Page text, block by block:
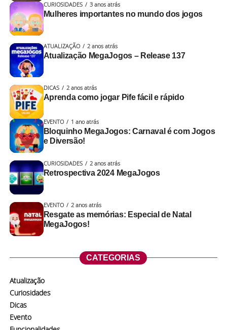
CURIOSIDADES 3 anos atrás
Mulheres importantes no mundo dos jogos
ATUALIZAÇÃO 2 anos atrás
Atualização MegaJogos – Release 137
DICAS 2 anos atrás
Aprenda como jogar Pife fácil e rápido
EVENTO 1 ano atrás
Bloquinho MegaJogos: Carnaval é com Jogos
e Diversão!
CURIOSIDADES 2 anos atrás
Retrospectiva 2024 MegaJogos
EVENTO 2 anos atrás
Resgate as memórias: Especial de Natal
MegaJogos!
CATEGORIAS
Atualização
Curiosidades
Dicas
Evento